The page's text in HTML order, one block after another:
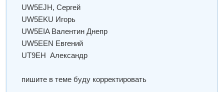
UW5EJH, Сергей
UW5EKU Игорь
UW5EIA Валентин Днепр
UW5EEN Евгений
UT9EH Александр
пишите в теме буду корректировать